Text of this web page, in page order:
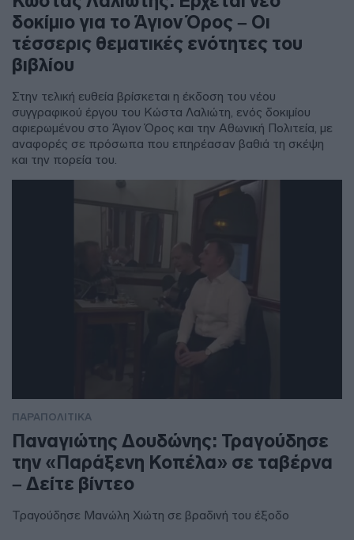
δοκίμιο για το Άγιον Όρος – Οι
τέσσερις θεματικές ενότητες του
βιβλίου
Στην τελική ευθεία βρίσκεται η έκδοση του νέου
συγγραφικού έργου του Κώστα Λαλιώτη, ενός δοκιμίου
αφιερωμένου στο Άγιον Όρος και την Αθωνική Πολιτεία, με
αναφορές σε πρόσωπα που επηρέασαν βαθιά τη σκέψη
και την πορεία του.
ΠΑΡΑΠΟΛΙΤΙΚΑ
Παναγιώτης Δουδώνης: Τραγούδησε
την «Παράξενη Κοπέλα» σε ταβέρνα
– Δείτε βίντεο
Τραγούδησε Μανώλη Χιώτη σε βραδινή του έξοδο